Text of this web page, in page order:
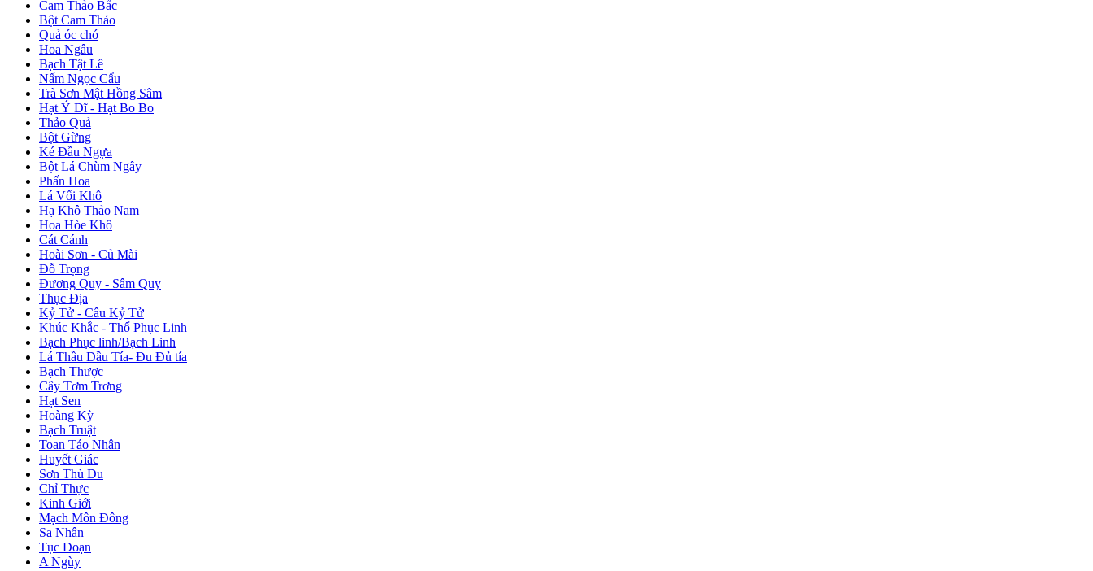
Cam Thảo Bắc
Bột Cam Thảo
Quả óc chó
Hoa Ngâu
Bạch Tật Lê
Nấm Ngọc Cẩu
Trà Sơn Mật Hồng Sâm
Hạt Ý Dĩ - Hạt Bo Bo
Thảo Quả
Bột Gừng
Ké Đầu Ngựa
Bột Lá Chùm Ngây
Phấn Hoa
Lá Vối Khô
Hạ Khô Thảo Nam
Hoa Hòe Khô
Cát Cánh
Hoài Sơn - Củ Mài
Đỗ Trọng
Đương Quy - Sâm Quy
Thục Địa
Kỷ Tử - Câu Kỷ Tử
Khúc Khắc - Thổ Phục Linh
Bạch Phục linh/Bạch Linh
Lá Thầu Dầu Tía- Đu Đủ tía
Bạch Thược
Cây Tơm Trơng
Hạt Sen
Hoàng Kỳ
Bạch Truật
Toan Táo Nhân
Huyết Giác
Sơn Thù Du
Chỉ Thực
Kinh Giới
Mạch Môn Đông
Sa Nhân
Tục Đoạn
A Ngùy